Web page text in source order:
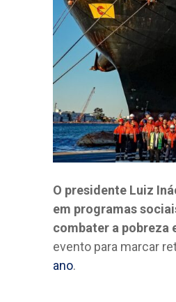
O presidente Luiz
em programas
combater a pobreza
evento para marcar
ano.